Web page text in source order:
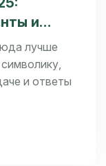
и
лучше
и ответы